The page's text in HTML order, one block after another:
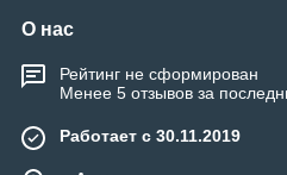
О нас
Рейтинг не сформирован
Менее 5 отзывов за
Работает с 30.11.2019